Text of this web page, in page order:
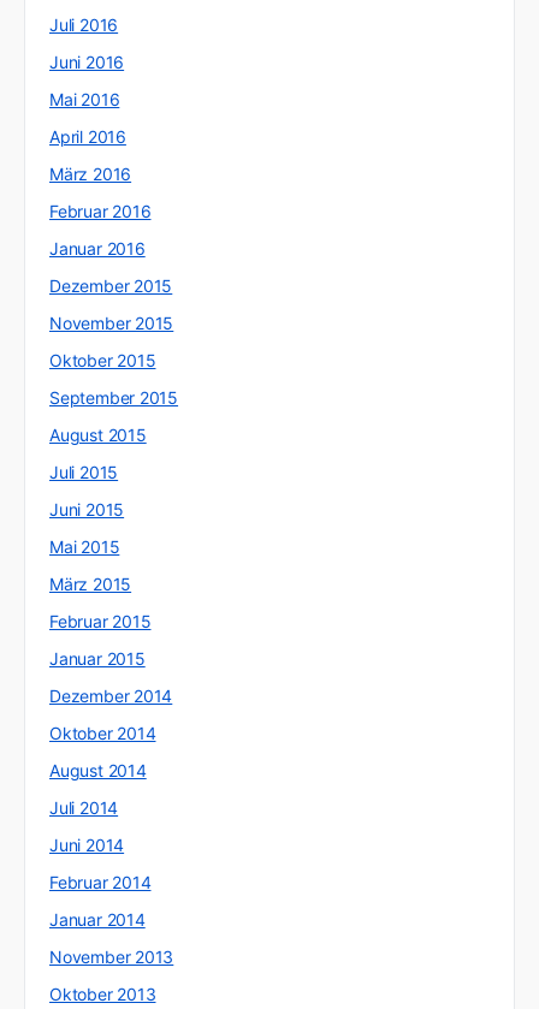
Juli 2016
Juni 2016
Mai 2016
April 2016
März 2016
Februar 2016
Januar 2016
Dezember 2015
November 2015
Oktober 2015
September 2015
August 2015
Juli 2015
Juni 2015
Mai 2015
März 2015
Februar 2015
Januar 2015
Dezember 2014
Oktober 2014
August 2014
Juli 2014
Juni 2014
Februar 2014
Januar 2014
November 2013
Oktober 2013